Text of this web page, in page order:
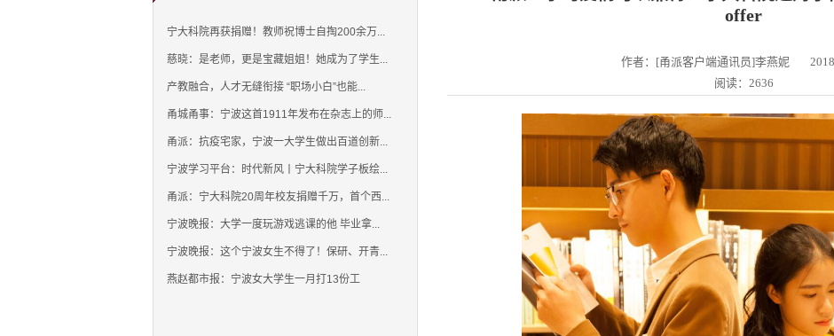
宁大科院再获捐赠！教师祝博士自掏200余万...
慈晓：是老师，更是宝藏姐姐！她成为了学生...
产教融合，人才无缝衔接 “职场小白”也能...
甬城甬事：宁波这首1911年发布在杂志上的师...
甬派：抗疫宅家，宁波一大学生做出百道创新...
宁波学习平台：时代新风丨宁大科院学子板绘...
甬派：宁大科院20周年校友捐赠千万，首个西...
宁波晚报：大学一度玩游戏逃课的他 毕业拿...
宁波晚报：这个宁波女生不得了！保研、开青...
燕赵都市报：宁波女大学生一月打13份工
offer
作者：[甬派客户端通讯员]李燕妮
阅读：2636